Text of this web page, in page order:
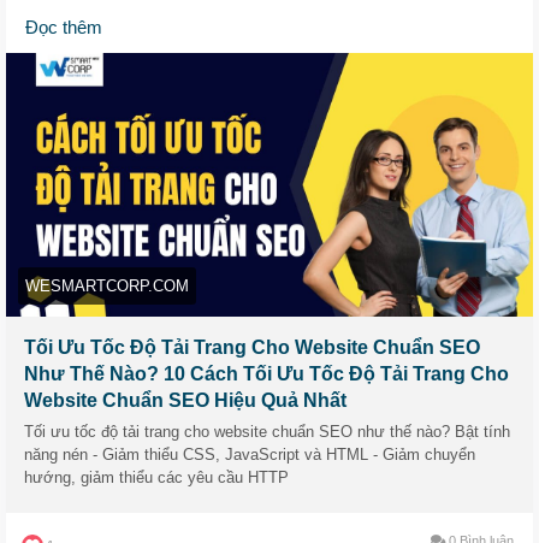
🔹 2. Tối Ưu Mã Nguồn
Loại bỏ khoảng trắng, ký tự thừa bằng CSSNano, UglifyJS.
Kết hợp nhiều file CSS/JS lại để giảm số lượng yêu cầu
HTTP.
🔹 3. Giảm Số Lượng Yêu Cầu HTTP
Dùng CSS Sprites, gộp file CSS, JavaScript, hạn chế plugin
không cần thiết để website nhẹ hơn.
🔹 4. Tối Ưu Hình Ảnh
Giảm kích thước trước khi tải lên, bật lazy loading, sử dụng
SVG cho icon để trang web hiển thị nhanh hơn.
🔹 5. Tránh JavaScript Chặn Hiển Thị
Sử dụng async hoặc defer, xóa thư viện không cần thiết và
đặt JavaScript ở cuối trang.
Đọc thêm
WESMARTCORP.COM
Tối Ưu Tốc Độ Tải Trang Cho Website Chuẩn SEO
Như Thế Nào? 10 Cách Tối Ưu Tốc Độ Tải Trang Cho
Website Chuẩn SEO Hiệu Quả Nhất
Tối ưu tốc độ tải trang cho website chuẩn SEO như thế nào? Bật tính
năng nén - Giảm thiểu CSS, JavaScript và HTML - Giảm chuyển
hướng, giảm thiểu các yêu cầu HTTP